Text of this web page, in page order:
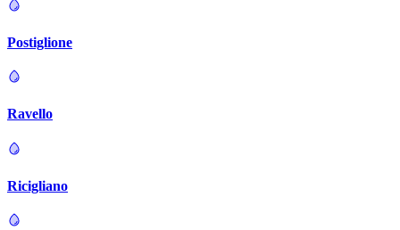
Postiglione
Ravello
Ricigliano